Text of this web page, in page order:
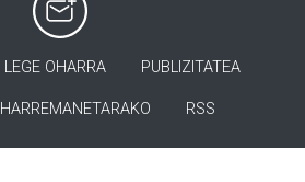
LEGE OHARRA PUBLIZITATEA
HARREMANETARAKO RSS